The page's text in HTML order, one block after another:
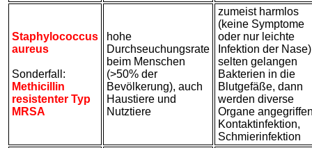
Staphylococcus
aureus
Sonderfall:
Methicillin
resistenter Typ
MRSA
hohe
Durchseuchungsrate
beim Menschen
(>50% der
Bevölkerung), auch
Haustiere und
Nutztiere
zumeist harmlos
(keine Symptome
oder nur leichte
Infektion der
selten gelangen
Bakterien in die
Blutgefäße, dann
werden diverse
Organe
Kontaktinfektion,
Schmierinfektion